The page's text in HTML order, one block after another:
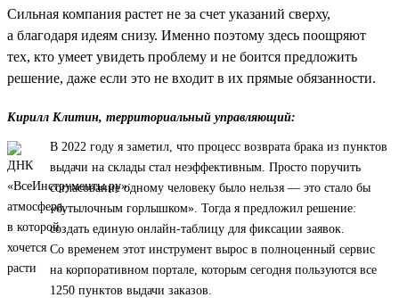
Сильная компания растет не за счет указаний сверху,
а благодаря идеям снизу. Именно поэтому здесь поощряют
тех, кто умеет увидеть проблему и не боится предложить
решение, даже если это не входит в их прямые обязанности.
Кирилл Клитин, территориальный управляющий:
В 2022 году я заметил, что процесс возврата брака из пунктов
выдачи на склады стал неэффективным. Просто поручить
согласование одному человеку было нельзя — это стало бы
«бутылочным горлышком». Тогда я предложил решение:
создать единую онлайн-таблицу для фиксации заявок.
Со временем этот инструмент вырос в полноценный сервис
на корпоративном портале, которым сегодня пользуются все
1250 пунктов выдачи заказов.